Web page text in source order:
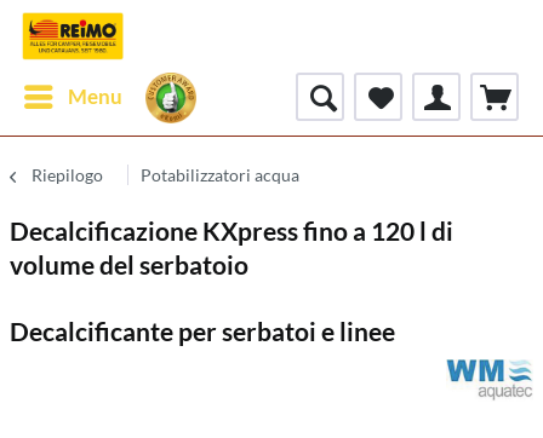
Menu
Riepilogo Potabilizzatori acqua
Decalcificazione KXpress fino a 120 l di
volume del serbatoio
Decalcificante per serbatoi e linee